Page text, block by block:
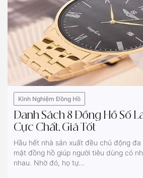
Kinh Nghiệm Đồng Hồ
Danh Sách 8 Đồng Hồ Số
Cực Chất, Giá Tốt
Hầu hết nhà sản xuất đều chủ động
mặt đồng hồ giúp người tiêu dùng có
nhau. Nhờ đó, họ tự...